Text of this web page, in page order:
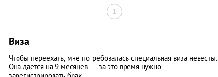
1
Виза
Чтобы переехать, мне потребовалась специальная виза невесты.
Она дается на 9 месяцев — за это время нужно